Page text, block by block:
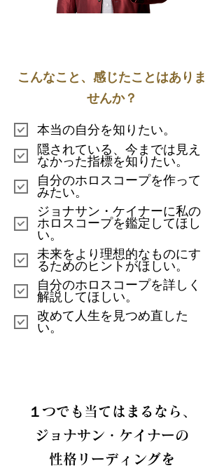
こんなこと、感じたことはありま
せんか？
本当の自分を知りたい。
隠されている、今までは見え
なかった指標を知りたい。
自分のホロスコープを作って
みたい。
ジョナサン・ケイナーに私の
ホロスコープを鑑定してほし
い。
​未来をより理想的なものにす
るためのヒントがほしい。
自分のホロスコープを詳しく
解説してほしい。
改めて人生を見つめ直した
い。
１つでも当てはまるなら、
ジョナサン・ケイナーの
性格リーディングを